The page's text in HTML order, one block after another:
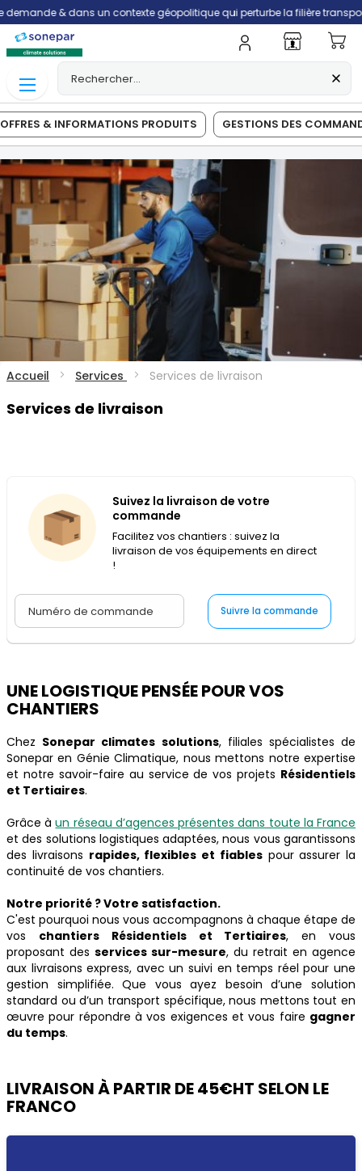
un contexte géopolitique qui perturbe la filière transport, les livraisons
OFFRES & INFORMATIONS PRODUITS GESTIONS DES
Accueil Services Services de livraison
Services de livraison
Suivez la livraison de votre
commande
Facilitez vos chantiers : suivez la
livraison de vos équipements en direct
!
Suivre la commande
UNE LOGISTIQUE PENSÉE POUR VOS
CHANTIERS
Chez Sonepar climates solutions, filiales spécialistes de
Sonepar en Génie Climatique, nous mettons notre expertise
et notre savoir-faire au service de vos projets Résidentiels
et Tertiaires.
Grâce àun réseau d’agences présentes dans toute la France
et des solutions logistiques adaptées, nous vous garantissons
des livraisons rapides, flexibles et fiablespour assurer la
continuité de vos chantiers.
Notre priorité ? Votre satisfaction.
C'est pourquoi nous vous accompagnons à chaque étape de
vos chantiers Résidentiels et Tertiaires, en vous
proposant des services sur-mesure, du retrait en agence
aux livraisons express, avec un suivi en temps réel pour une
gestion simplifiée. Que vous ayez besoin d’une solution
standard ou d’un transport spécifique, nous mettons tout en
œuvre pour répondre à vos exigences et vous faire gagner
du temps.
LIVRAISON À PARTIR DE 45€HT SELON LE
FRANCO